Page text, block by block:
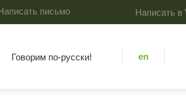
письмо Написать в
Говорим по-русски! en